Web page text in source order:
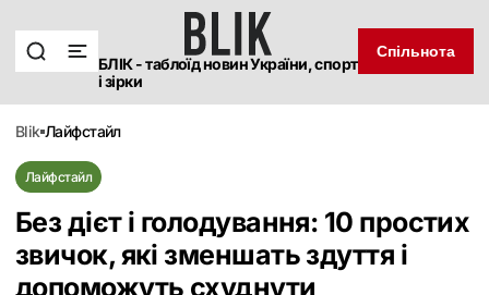
БЛІК - таблоїд новин України, спорт
і зірки
Спільнота
blik лайфстайл
Лайфстайл
Без дієт і голодування: 10 простих
звичок, які зменшать здуття і
допоможуть схуднути